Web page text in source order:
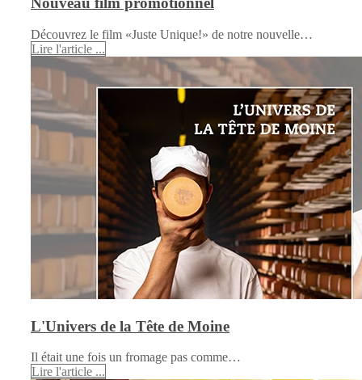
Découvrez le film «Juste Unique!» de notre nouvelle…
Lire l'article ...
L'Univers de la Tête de Moine
Il était une fois un fromage pas comme…
Lire l'article ...